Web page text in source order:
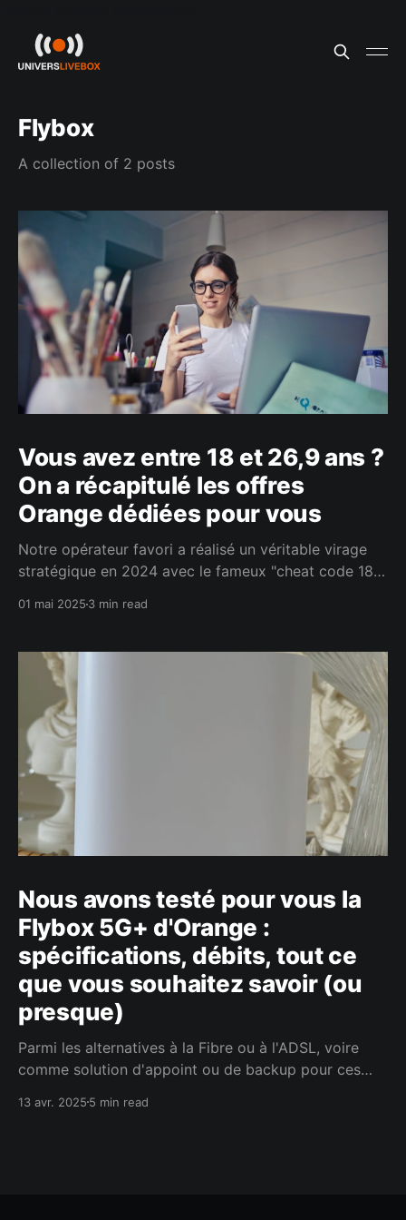
Flybox
A collection of 2 posts
Vous avez entre 18 et 26,9 ans ?
On a récapitulé les offres
Orange dédiées pour vous
Notre opérateur favori a réalisé un véritable virage
stratégique en 2024 avec le fameux "cheat code 18-
01 mai 2025 3 min read
Nous avons testé pour vous la
Flybox 5G+ d'Orange :
spécifications, débits, tout ce
que vous souhaitez savoir (ou
presque)
Parmi les alternatives à la Fibre ou à l'ADSL, voire
comme solution d'appoint ou de backup pour ces
l'offre 5G+ Home. Depuis sa commercialisation, nous
13 avr. 2025 5 min read